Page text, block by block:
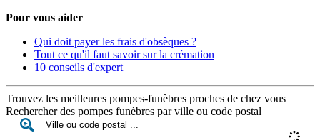
Pour vous aider
Qui doit payer les frais d'obsèques ?
Tout ce qu'il faut savoir sur la crémation
10 conseils d'expert
Trouvez les meilleures pompes-funèbres proches de chez vous
Rechercher des pompes funèbres par ville ou code postal